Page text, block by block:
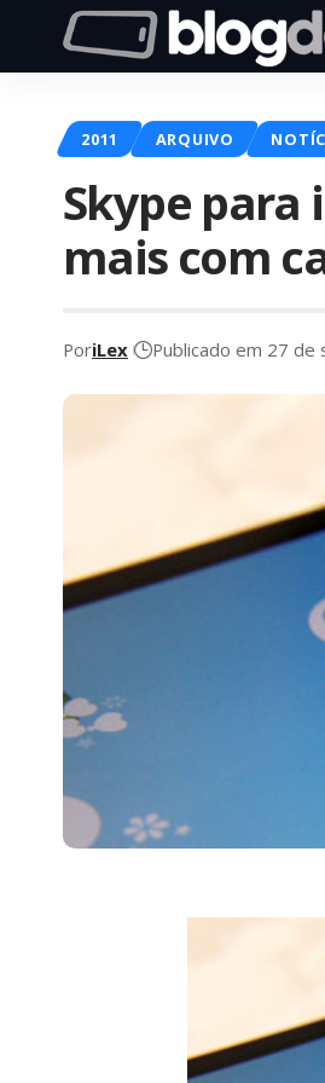
2011 ARQUIVO
Skype para
mais com
PoriLex Publicado em 27